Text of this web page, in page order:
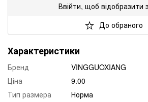
Ввійти, щоб відобразити
До обраного
Характеристики
Бренд
VINGGUOXIANG
Ціна
9.00
Тип размера
Норма